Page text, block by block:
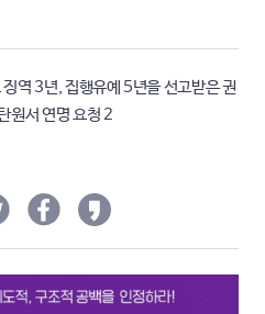
역 3년, 집행유예 5년을 선고받은 권
원서 연명 요청 2